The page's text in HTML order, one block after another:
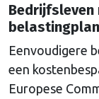
Eenvoudigere
een
Europese